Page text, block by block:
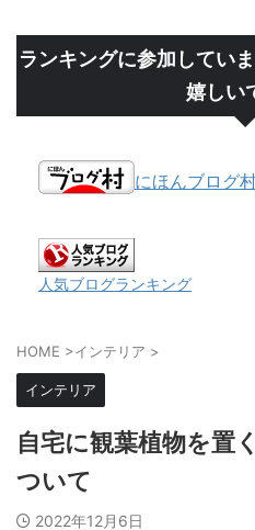
ランキングに参加してい
嬉しい
にほんブログ
人気ブログランキング
HOME >インテリア >
インテリア
自宅に観葉植物を置
ついて
2022年12月6日